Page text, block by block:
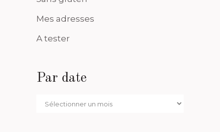
Mes adresses
A tester
Par date
Par